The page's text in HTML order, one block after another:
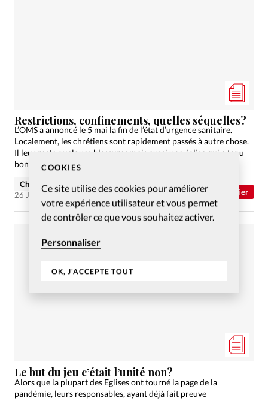
COOKIES
Ce site utilise des cookies pour améliorer
votre expérience utilisateur et vous permet
de contrôler ce que vous souhaitez activer.
Personnaliser
OK, J'ACCEPTE TOUT
Dossier
Restrictions, confinements, quelles séquelles?
L’OMS a annoncé le 5 mai la fin de l’état d’urgence sanitaire.
Localement, les chrétiens sont rapidement passés à autre chose.
Il leur reste quelques blessures mais aussi une église qui a tenu
bon.
Charlotte Moulin
26 Juin 2023
Abonnés
Le but du jeu c’était l’unité non?
Alors que la plupart des Eglises ont tourné la page de la
pandémie, leurs responsables, ayant déjà fait preuve